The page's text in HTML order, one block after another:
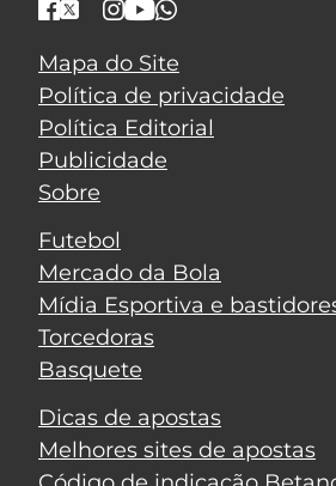
Mapa do Site
Política de privacidade
Política Editorial
Publicidade
Sobre
Futebol
Mercado da Bola
Mídia Esportiva e
Torcedoras
Basquete
Dicas de apostas
Melhores sites de apostas